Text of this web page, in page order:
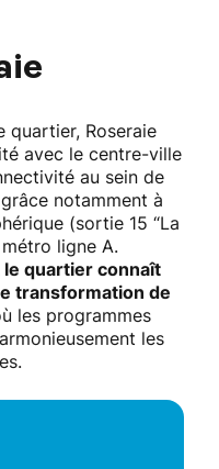
quartier, Roseraie
avec le centre-ville
au sein de
notamment à
(sortie 15 “La
ligne A.
quartier connaît
transformation de
les programmes
les